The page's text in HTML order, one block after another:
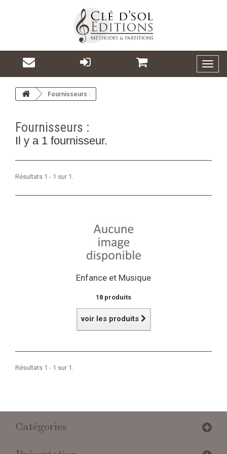
Toggle
Fournisseurs :
Fournisseurs :
Il y a 1 fournisseur.
Résultats 1 - 1 sur 1.
Enfance et Musique
18 produits
voir les produits
Résultats 1 - 1 sur 1.
Catégories